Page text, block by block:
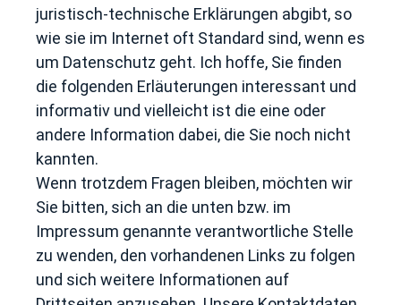
juristisch-technische Erklärungen abgibt, so
wie sie im Internet oft Standard sind, wenn es
um Datenschutz geht. Ich hoffe, Sie finden
die folgenden Erläuterungen interessant und
informativ und vielleicht ist die eine oder
andere Information dabei, die Sie noch nicht
kannten.
Wenn trotzdem Fragen bleiben, möchten wir
Sie bitten, sich an die unten bzw. im
Impressum genannte verantwortliche Stelle
zu wenden, den vorhandenen Links zu folgen
und sich weitere Informationen auf